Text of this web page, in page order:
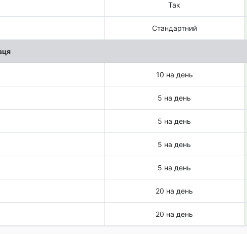
Так
Стандартний
10 на день
5 на день
5 на день
5 на день
5 на день
20 на день
20 на день